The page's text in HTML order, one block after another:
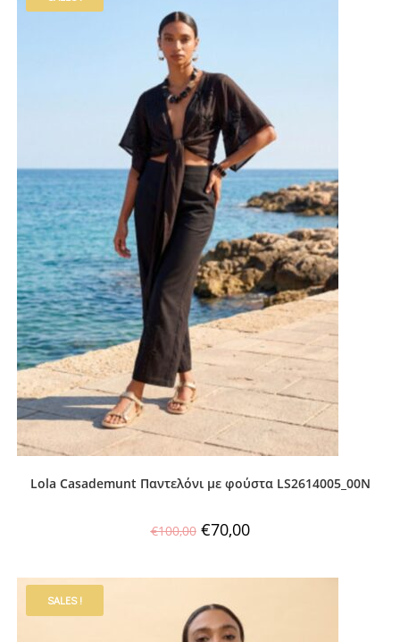
Lola Casademunt Παντελόνι με φούστα LS2614005_00N
€100,00 €70,00
SALES !